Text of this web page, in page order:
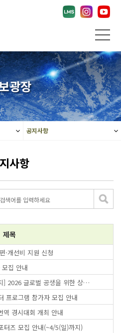
광장
공지사항
사항
제목
·개선비 지원 신청
집 안내
[조기마감안내/ ~4.15(수) 12시까지] 2026 글로벌 공생을 위한 상호문화주의 실천 프로그램(독일) 참가자 모집 안내
프로그램 참가자 모집 안내
역 경시대회 개최 안내
터즈 모집 안내(~4/5(일)까지)